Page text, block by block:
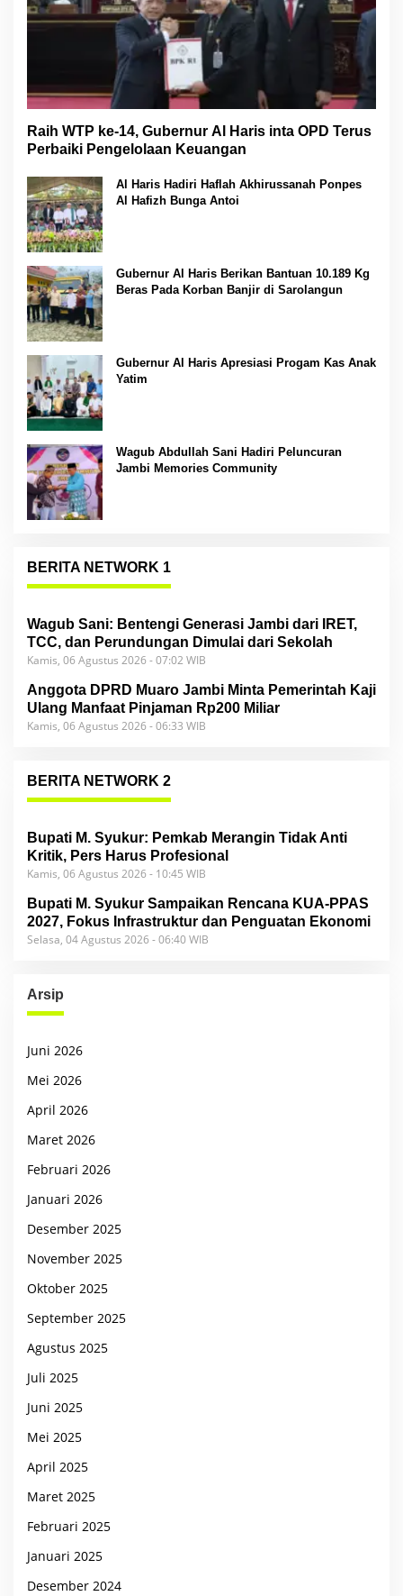
Raih WTP ke-14, Gubernur Al Haris inta OPD Terus
Perbaiki Pengelolaan Keuangan
Al Haris Hadiri Haflah Akhirussanah Ponpes
Al Hafizh Bunga Antoi
Gubernur Al Haris Berikan Bantuan 10.189 Kg
Beras Pada Korban Banjir di Sarolangun
Gubernur Al Haris Apresiasi Progam Kas Anak
Yatim
Wagub Abdullah Sani Hadiri Peluncuran
Jambi Memories Community
BERITA NETWORK 1
Wagub Sani: Bentengi Generasi Jambi dari IRET,
TCC, dan Perundungan Dimulai dari Sekolah
Kamis, 06 Agustus 2026 - 07:02 WIB
Anggota DPRD Muaro Jambi Minta Pemerintah Kaji
Ulang Manfaat Pinjaman Rp200 Miliar
Kamis, 06 Agustus 2026 - 06:33 WIB
BERITA NETWORK 2
Bupati M. Syukur: Pemkab Merangin Tidak Anti
Kritik, Pers Harus Profesional
Kamis, 06 Agustus 2026 - 10:45 WIB
Bupati M. Syukur Sampaikan Rencana KUA-PPAS
2027, Fokus Infrastruktur dan Penguatan Ekonomi
Selasa, 04 Agustus 2026 - 06:40 WIB
Arsip
Juni 2026
Mei 2026
April 2026
Maret 2026
Februari 2026
Januari 2026
Desember 2025
November 2025
Oktober 2025
September 2025
Agustus 2025
Juli 2025
Juni 2025
Mei 2025
April 2025
Maret 2025
Februari 2025
Januari 2025
Desember 2024